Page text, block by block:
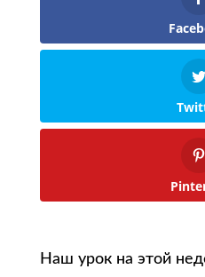
Наш урок на этой